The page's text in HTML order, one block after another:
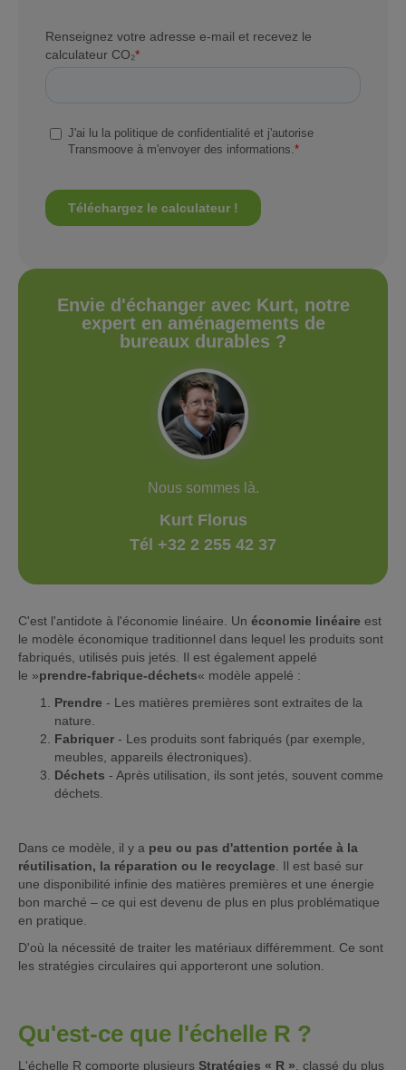
Envie d'échanger avec Kurt, notre
expert en aménagements de
bureaux durables ?
Nous sommes là.
Kurt Florus
Tél +32 2 255 42 37
C'est l'antidote à l'économie linéaire. Un économie linéaire est
le modèle économique traditionnel dans lequel les produits sont
fabriqués, utilisés puis jetés. Il est également appelé
le »prendre-fabrique-déchets« modèle appelé :
Prendre - Les matières premières sont extraites de la
nature.
Fabriquer - Les produits sont fabriqués (par exemple,
meubles, appareils électroniques).
Déchets - Après utilisation, ils sont jetés, souvent comme
déchets.
Dans ce modèle, il y a peu ou pas d'attention portée à la
réutilisation, la réparation ou le recyclage . Il est basé sur
une disponibilité infinie des matières premières et une énergie
bon marché – ce qui est devenu de plus en plus problématique
en pratique.
D'où la nécessité de traiter les matériaux différemment. Ce sont
les stratégies circulaires qui apporteront une solution.
Qu'est-ce que l'échelle R ?
L'échelle R comporte plusieurs Stratégies « R » , classé du plus